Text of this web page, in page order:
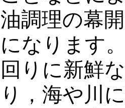
油調理の幕
になります
回りに新鮮
り，海や川